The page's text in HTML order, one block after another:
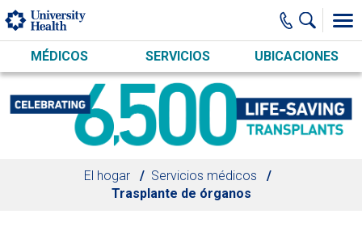
Skip to main content
MÉDICOS SERVICIOS UBICACIONES
El hogar
Servicios médicos
Trasplante de órganos